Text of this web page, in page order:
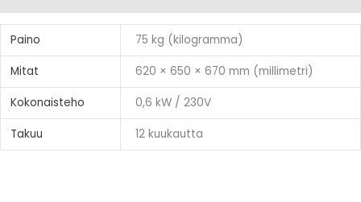
Paino 75 kg (kilogramma)
Mitat 620 × 650 × 670 mm (millimetri)
Kokonaisteho 0,6 kW / 230V
Takuu 12 kuukautta